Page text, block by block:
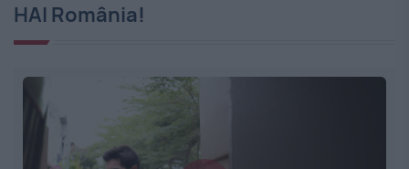
HAI România!